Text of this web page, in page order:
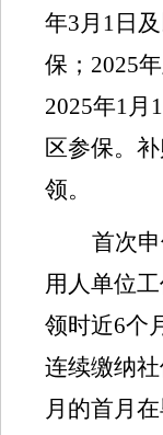
年3月 1 日
保 ； 2025
2025年1月 1
区参保。
领。
首次申
用人单位
领时近6个
连续缴纳
月的首月